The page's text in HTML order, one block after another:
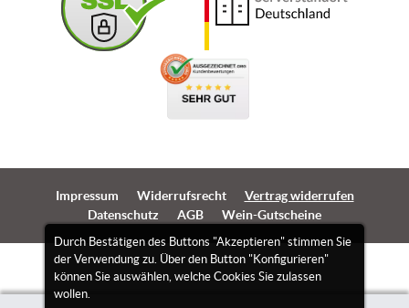
Durch Bestätigen des Buttons "Akzeptieren" stimmen Sie
der Verwendung zu. Über den Button "Konfigurieren"
können Sie auswählen, welche Cookies Sie zulassen
wollen.
Impressum Widerrufsrecht
Vertrag widerrufen
Datenschutz
AGB Wein-Gutscheine